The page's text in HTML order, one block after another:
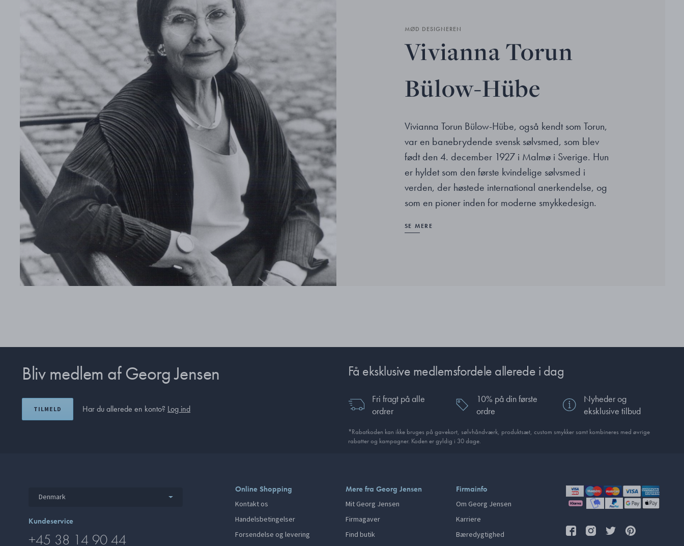
MØD DESIGNEREN
Vivianna Torun
Bülow-Hübe
Vivianna Torun Bülow-Hübe, også kendt som Torun,
var en banebrydende svensk sølvsmed, som blev
født den 4. december 1927 i Malmø i Sverige. Hun
er hyldet som den første kvindelige sølvsmed i
verden, der høstede international anerkendelse, og
som en pioner inden for moderne smykkedesign.
SE MERE
Bliv medlem af Georg Jensen
TILMELD Har du allerede en konto? Log ind
Få eksklusive medlemsfordele allerede i dag
Fri fragt på alle
ordrer
10% på din første
ordre
Nyheder og
eksklusive tilbud
*Rabatkoden kan ikke bruges på gavekort, sølvhåndværk, produktsæt, custom smykker samt kombineres med øvrige
rabatter og kampagner. Koden er gyldig i 30 dage.
Denmark
Kundeservice
+45 38 14 90 44
Online Shopping
Kontakt os
Handelsbetingelser
Forsendelse og levering
Mere fra Georg Jensen
Mit Georg Jensen
Firmagaver
Find butik
Firmainfo
Om Georg Jensen
Karriere
Bæredygtighed